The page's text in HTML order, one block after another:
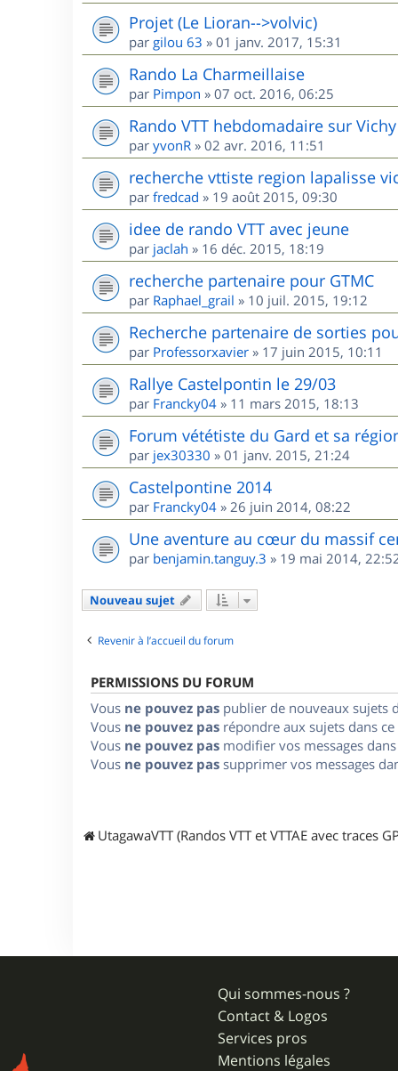
Projet (Le Lioran-->volvic)
par gilou 63 » 01 janv. 2017, 15:31
Rando La Charmeillaise
par Pimpon » 07 oct. 2016, 06:25
Rando VTT hebdomadaire sur Vichy
par yvonR » 02 avr. 2016, 11:51
recherche vttiste region lapalisse
par fredcad » 19 août 2015, 09:30
idee de rando VTT avec jeune
par jaclah » 16 déc. 2015, 18:19
recherche partenaire pour GTMC
par Raphael_grail » 10 juil. 2015, 19:12
Recherche partenaire de sorties
par Professorxavier » 17 juin 2015, 10:11
Rallye Castelpontin le 29/03
par Francky04 » 11 mars 2015, 18:13
Forum vététiste du Gard et sa
par jex30330 » 01 janv. 2015, 21:24
Castelpontine 2014
par Francky04 » 26 juin 2014, 08:22
Une aventure au cœur du massif
par benjamin.tanguy.3 » 19 mai 2014,
Nouveau sujet
Revenir à l’accueil du forum
PERMISSIONS DU FORUM
Vous ne pouvez pas publier de nouveaux sujets
Vous ne pouvez pas répondre aux sujets dans
Vous ne pouvez pas modifier vos messages
Vous ne pouvez pas supprimer vos messages
UtagawaVTT (Randos VTT et VTTAE avec traces
Qui sommes-nous ?
Contact & Logos
Services pros
Mentions légales